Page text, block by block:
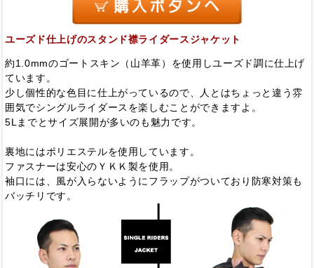
ユーズド仕上げのスタンド襟ライダースジャケット
約1.0mmのゴートスキン（山羊革）を使用しユーズド調に仕上げ
ています。
少し個性的な色目に仕上がっているので、人とはちょっと違う雰
囲気でシングルライダースを楽しむことができますよ。
5Lまでとサイズ展開が多いのも魅力です。
裏地にはポリエステルを使用しています。
ファスナーは安心のＹＫＫ製を使用。
袖口には、風が入らないようにフラップがついており防寒対策も
バッチリです。